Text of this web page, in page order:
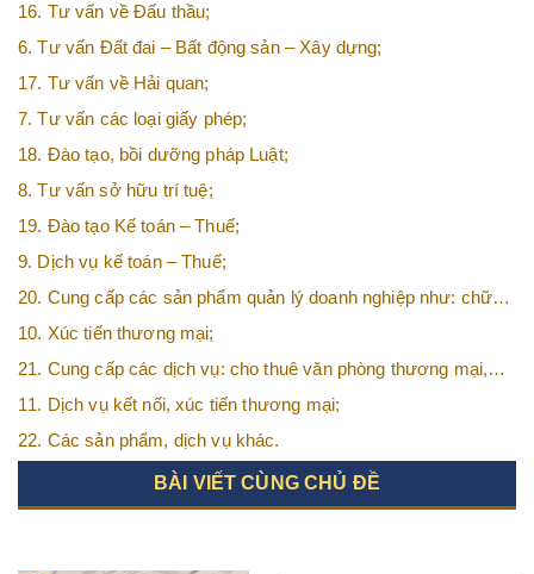
16. Tư vấn về Đấu thầu;
6. Tư vấn Đất đai – Bất động sản – Xây dựng;
17. Tư vấn về Hải quan;
7. Tư vấn các loại giấy phép;
18. Đào tạo, bồi dưỡng pháp Luật;
8. Tư vấn sở hữu trí tuệ;
19. Đào tạo Kế toán – Thuế;
9. Dịch vụ kế toán – Thuế;
20. Cung cấp các sản phẩm quản lý doanh nghiệp như: chữ
ký số, hóa đơn điện tử, BHXH,…vv
10. Xúc tiến thương mại;
21. Cung cấp các dịch vụ: cho thuê văn phòng thương mại,
văn phòng ảo, văn phòng chia sẻ…vv
11. Dịch vụ kết nối, xúc tiến thương mại;
22. Các sản phẩm, dịch vụ khác.
BÀI VIẾT CÙNG CHỦ ĐỀ